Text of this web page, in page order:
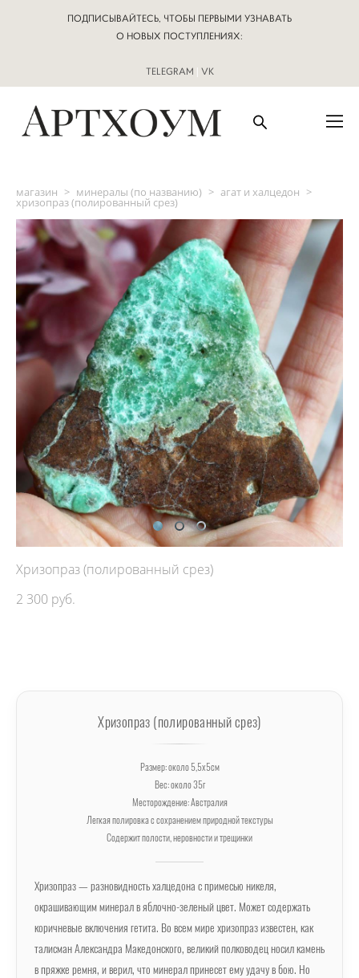
ПОДПИСЫВАЙТЕСЬ, ЧТОБЫ ПЕРВЫМИ УЗНАВАТЬ
О НОВЫХ ПОСТУПЛЕНИЯХ:
TELEGRAM | VK
магазин > минералы (по названию) > агат и халцедон >
хризопраз (полированный срез)
Хризопраз (полированный срез)
2 300 pуб.
Хризопраз (полированный срез)
Размер: около 5,5х5см
Вес: около 35г
Месторождение: Австралия
Легкая полировка с сохранением природной текстуры
Содержит полости, неровности и трещинки
Хризопраз — разновидность халцедона с примесью никеля,
окрашивающим минерал в яблочно-зеленый цвет. Может содержать
коричневые включения гетита. Во всем мире хризопраз известен, как
талисман Александра Македонского, великий полководец носил камень
в пряжке ремня, и верил, что минерал принесет ему удачу в бою. Но